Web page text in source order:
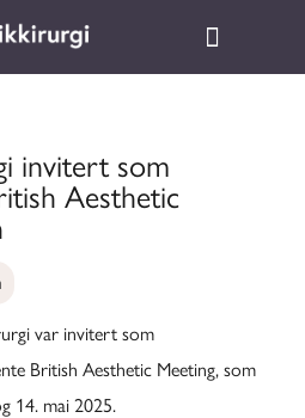
invitert som
Aesthetic
var invitert som
British Aesthetic Meeting, som
14. mai 2025.